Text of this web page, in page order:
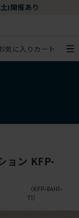
)開催あり
気に入り カート
ョン KFP-
（KFP-84H1-
T1）